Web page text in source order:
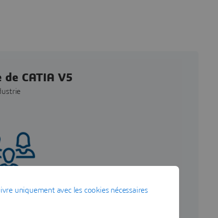
CATIA V5
communauté dédiée
uniquement avec les cookies nécessaires